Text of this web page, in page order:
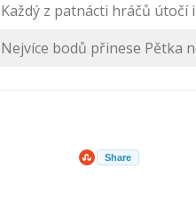
Každý z patnácti hráčů útočí
Nejvíce bodů přinese Pětka
Share